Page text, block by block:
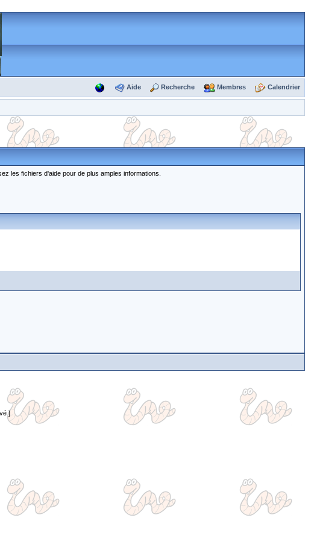
Aide Recherche Membres Calendrier
les fichiers d'aide pour de plus amples informations.
]